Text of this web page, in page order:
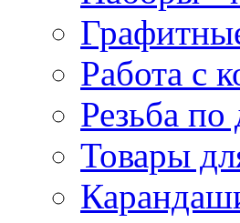
Работа с
Резьба
Товары